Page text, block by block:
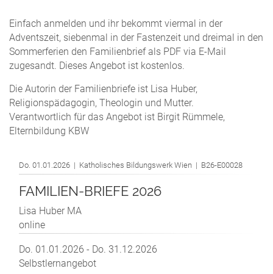
Einfach anmelden und ihr bekommt viermal in der
Adventszeit, siebenmal in der Fastenzeit und dreimal in den
Sommerferien den Familienbrief als PDF via E-Mail
zugesandt. Dieses Angebot ist kostenlos.
Die Autorin der Familienbriefe ist Lisa Huber,
Religionspädagogin, Theologin und Mutter.
Verantwortlich für das Angebot ist Birgit Rümmele,
Elternbildung KBW
Do. 01.01.2026 | Katholisches Bildungswerk Wien | B26-E00028
FAMILIEN-BRIEFE 2026
Lisa Huber MA
online
Do. 01.01.2026 - Do. 31.12.2026
Selbstlernangebot